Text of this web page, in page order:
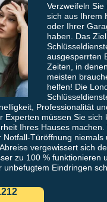
Verzweifeln
sich aus Ihrem
oder Ihrer
haben. Das
ausgesperrten
Zeiten, in
meisten
helfen! Die
Professionalität
Experten müssen Sie sich
Ihres Hauses machen.
Notfall-Türöffnung niemals
vergewissert sich
zu 100 % funktionieren
unbefugtem Eindringen